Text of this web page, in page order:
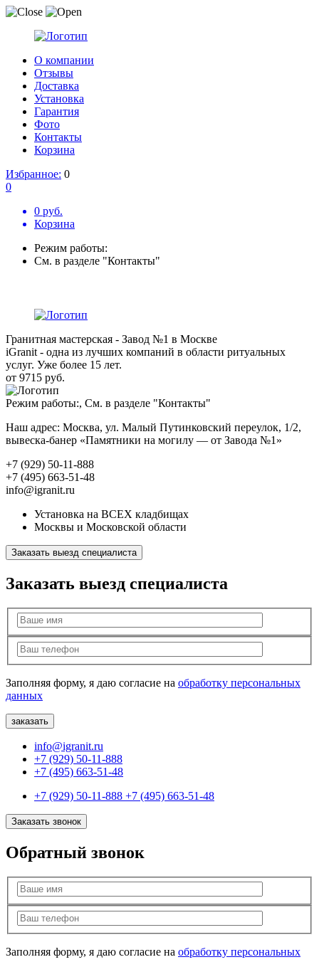
О компании
Отзывы
Доставка
Установка
Гарантия
Фото
Контакты
Корзина
Избранное: 0
0
0 руб.
Корзина
Режим работы:
См. в разделе "Контакты"
Гранитная мастерская - Завод №1 в Москве
iGranit - одна из лучших компаний в области ритуальных
услуг. Уже более 15 лет.
от 9715 руб.
Режим работы:, См. в разделе "Контакты"
Наш адрес: Москва, ул. Малый Путинковский переулок, 1/2,
вывеска-банер «Памятники на могилу — от Завода №1»
+7 (929) 50-11-888
+7 (495) 663-51-48
info@igranit.ru
Установка на ВСЕХ кладбищах
Москвы и Московской области
Заказать выезд специалиста
Заказать выезд специалиста
Заполняя форму, я даю согласие на обработку персональных
данных
info@igranit.ru
+7 (929) 50-11-888
+7 (495) 663-51-48
+7 (929) 50-11-888 +7 (495) 663-51-48
Заказать звонок
Обратный звонок
Заполняя форму, я даю согласие на обработку персональных